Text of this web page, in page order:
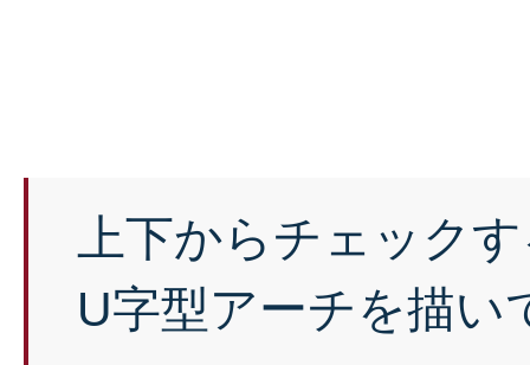
上下からチェック
U字型アーチを描い